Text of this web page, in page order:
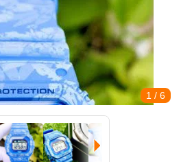
1 / 6